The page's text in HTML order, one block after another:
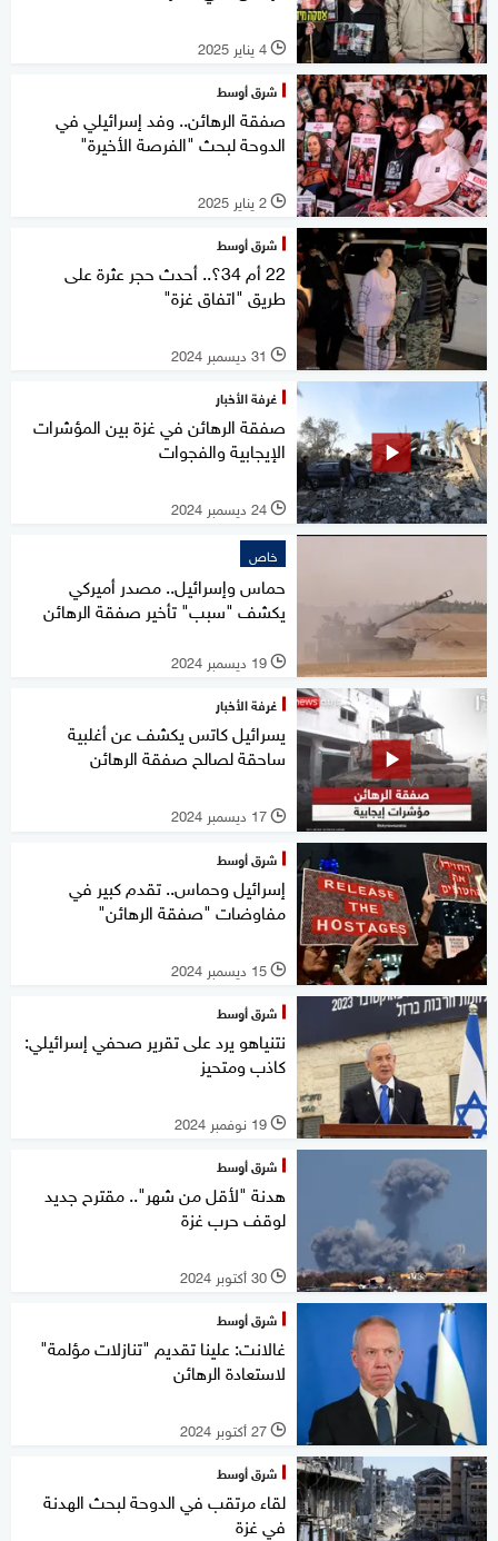
l 4 يناير 2025
شرق أوسط
صفقة الرهائن.. وفد إسرائيلي في
الدوحة لبحث "الفرصة الأخيرة"
l 2 يناير 2025
شرق أوسط
22 أم 34؟.. أحدث حجر عثرة على
طريق "اتفاق غزة"
l 31 ديسمبر 2024
غرفة الأخبار
صفقة الرهائن في غزة بين المؤشرات
الإيجابية والفجوات
l 24 ديسمبر 2024
خاص
حماس وإسرائيل.. مصدر أميركي
يكشف "سبب" تأخير صفقة الرهائن
l 19 ديسمبر 2024
غرفة الأخبار
يسرائيل كاتس يكشف عن أغلبية
ساحقة لصالح صفقة الرهائن
l 17 ديسمبر 2024
شرق أوسط
إسرائيل وحماس.. تقدم كبير في
مفاوضات "صفقة الرهائن"
l 15 ديسمبر 2024
شرق أوسط
نتنياهو يرد على تقرير صحفي إسرائيلي:
كاذب ومتحيز
l 19 نوفمبر 2024
شرق أوسط
هدنة "لأقل من شهر".. مقترح جديد
لوقف حرب غزة
l 30 أكتوبر 2024
شرق أوسط
غالانت: علينا تقديم "تنازلات مؤلمة"
لاستعادة الرهائن
l 27 أكتوبر 2024
شرق أوسط
لقاء مرتقب في الدوحة لبحث الهدنة
في غزة